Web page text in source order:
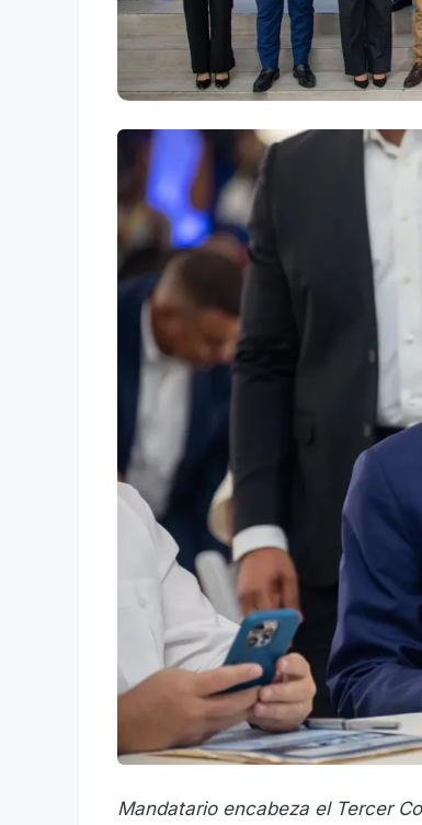
Mandatario encabeza el Tercer